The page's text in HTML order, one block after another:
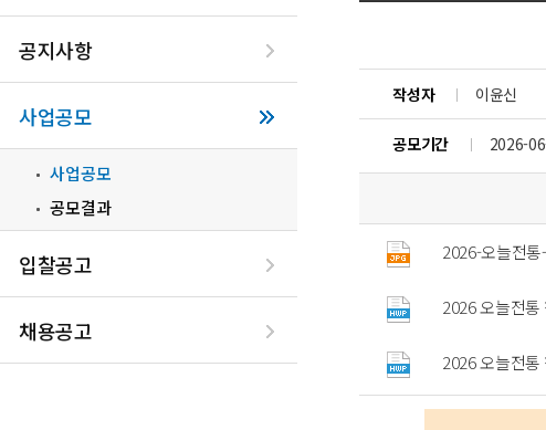
공지사항
사업공모
사업공모
공모결과
입찰공고
채용공고
작성자 이윤신
공모기간 2026-
2026-오늘전
2026 오늘전
2026 오늘전